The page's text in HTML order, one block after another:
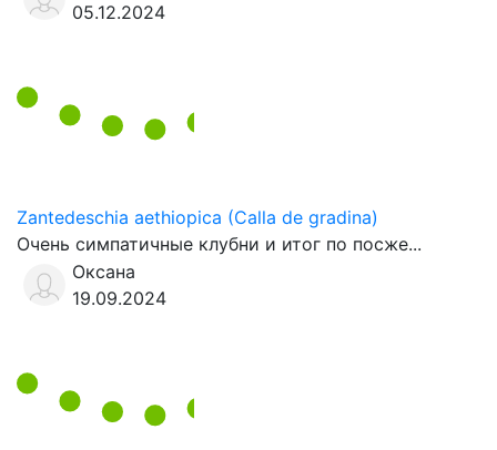
05.12.2024
Zantedeschia aethiopica (Calla de gradina)
Очень симпатичные клубни и итог по посже...
Оксана
19.09.2024